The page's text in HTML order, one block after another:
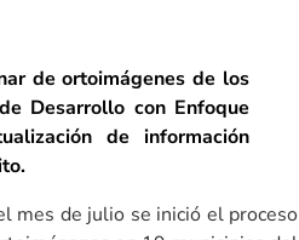
de ortoimágenes de los
Desarrollo con Enfoque
de información
mes de julio se inició el proceso